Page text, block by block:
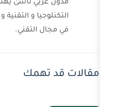
ناشىْ يهتم بكل ما هو حديد
و التقنية و هدفه الأول التعلم
تهمك